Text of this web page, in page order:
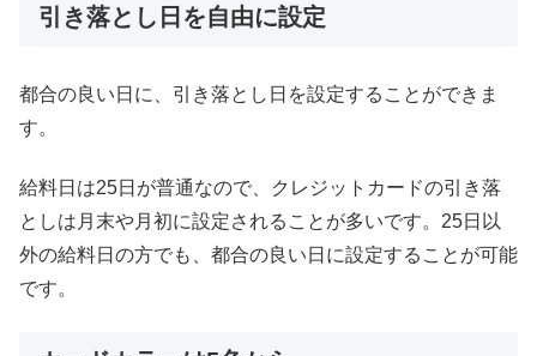
引き落とし日を自由に設定
都合の良い日に、引き落とし日を設定することができま
す。
給料日は25日が普通なので、クレジットカードの引き落
としは月末や月初に設定されることが多いです。25日以
外の給料日の方でも、都合の良い日に設定することが可能
です。